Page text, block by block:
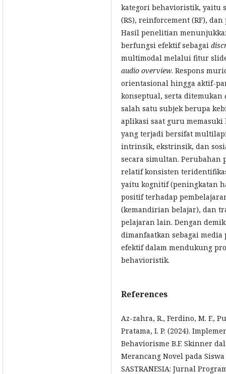
kategori behavioristik, yaitu
(RS), reinforcement (RF),
Hasil penelitian
berfungsi efektif sebagai
multimodal melalui fitur
audio overview. Respons
orientasional hingga aktif-
konseptual, serta ditemukan
salah satu subjek berupa
aplikasi saat guru memasuki
yang terjadi bersifat
intrinsik, ekstrinsik, dan
secara simultan. Perubahan
relatif konsisten
yaitu kognitif (peningkatan
positif terhadap
(kemandirian belajar), dan
pelajaran lain. Dengan
dimanfaatkan sebagai media
efektif dalam mendukung
behavioristik.
References
Az-zahra, R., Ferdino, M. F.,
Pratama, I. P. (2024).
Behaviorisme B.F. Skinner
Merancang Novel pada Siswa
SASTRANESIA: Jurnal